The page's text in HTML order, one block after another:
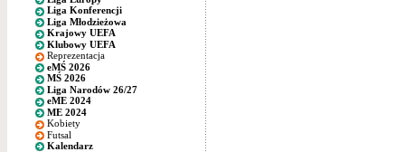
Liga Konferencji
Liga Młodzieżowa
Krajowy UEFA
Klubowy UEFA
Reprezentacja
eMŚ 2026
MŚ 2026
Liga Narodów 26/27
eME 2024
ME 2024
Kobiety
Futsal
Kalendarz